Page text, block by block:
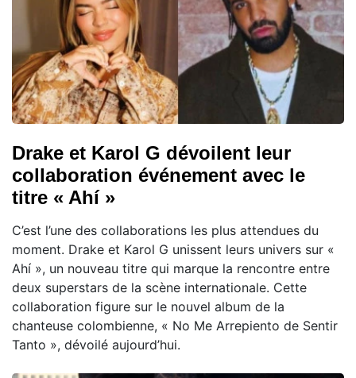
Drake et Karol G dévoilent leur
collaboration événement avec le
titre « Ahí »
C’est l’une des collaborations les plus attendues du
moment. Drake et Karol G unissent leurs univers sur «
Ahí », un nouveau titre qui marque la rencontre entre
deux superstars de la scène internationale. Cette
collaboration figure sur le nouvel album de la
chanteuse colombienne, « No Me Arrepiento de Sentir
Tanto », dévoilé aujourd’hui.